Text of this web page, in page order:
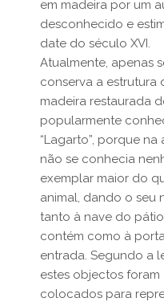
em madeira por um
desconhecido e
date do século XVI.
Atualmente, apenas
conserva a estrutura
madeira restaurada
popularmente
“Lagarto”, porque na
não se conhecia
exemplar maior do
animal, dando o seu
tanto à nave do
contém como à
entrada. Segundo a
estes objectos foram
colocados para